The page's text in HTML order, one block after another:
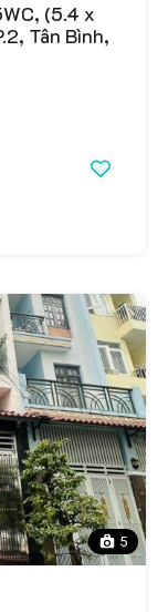
(5.4 x
Tân Bình,
5